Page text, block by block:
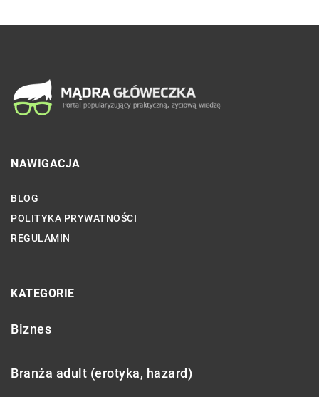
NAWIGACJA
BLOG
POLITYKA PRYWATNOŚCI
REGULAMIN
KATEGORIE
Biznes
Branża adult (erotyka, hazard)